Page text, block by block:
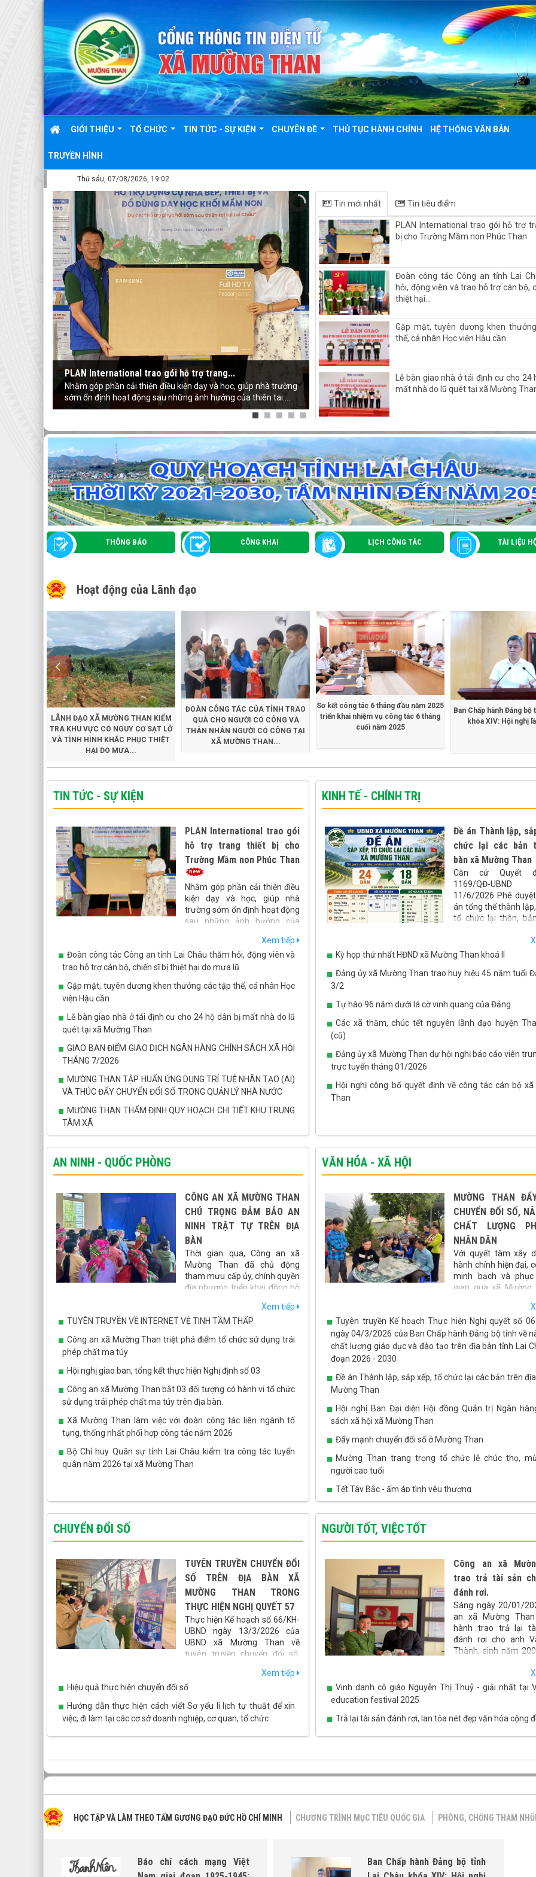
GIỚI THIỆU TỔ CHỨC TIN TỨC - SỰ KIỆN CHUYÊN ĐỀ THỦ TỤC HÀNH CHÍNH HỆ THỐNG VĂN BẢN
TRUYỀN HÌNH
Thứ sáu, 07/08/2026, 19:02
PLAN International trao gói hỗ trợ trang...
Nhằm góp phần cải thiện điều kiện dạy và học, giúp nhà trường
sớm ổn định hoạt động sau những ảnh hưởng của thiên tai....
Tin mới nhất Tin tiêu điểm
PLAN International trao gói hỗ trợ
bị cho Trường Mầm non Phúc Than
Đoàn công tác Công an tỉnh Lai
hỏi, động viên và trao hỗ trợ cán bộ,
thiệt hại...
Gặp mặt, tuyên dương khen
thể, cá nhân Học viện Hậu cần
Lễ bàn giao nhà ở tái định cư cho 24
mất nhà do lũ quét tại xã Mường
SÁCH XÃ HỘI THÁNG 7/2026
THÔNG BÁO CÔNG KHAI LỊCH CÔNG TÁC TÀI LIỆU
Hoạt động của Lãnh đạo
LÃNH ĐẠO XÃ MƯỜNG THAN KIỂM
TRA KHU VỰC CÓ NGUY CƠ SẠT LỞ
VÀ TÌNH HÌNH KHẮC PHỤC THIỆT
HẠI DO MƯA...
ĐOÀN CÔNG TÁC CỦA TỈNH TRAO
QUÀ CHO NGƯỜI CÓ CÔNG VÀ
THÂN NHÂN NGƯỜI CÓ CÔNG TẠI
XÃ MƯỜNG THAN...
Sơ kết công tác 6 tháng đầu năm 2025
triển khai nhiệm vụ công tác 6 tháng
cuối năm 2025
Ban Chấp hành Đảng bộ
khóa XIV: Hội nghị
TIN TỨC - SỰ KIỆN
PLAN International trao gói
hỗ trợ trang thiết bị cho
Trường Mầm non Phúc Than
Nhằm góp phần cải thiện điều
kiện dạy và học, giúp nhà
trường sớm ổn định hoạt động
sau những ảnh hưởng của
trao gói hỗ trợ trang thiết bị, đồ dùng dạy học và thiết bị phục vụ
bán trú cho Trường Mầm non Phúc Than.
Xem tiếp
Đoàn công tác Công an tỉnh Lai Châu thăm hỏi, động viên và
trao hỗ trợ cán bộ, chiến sĩ bị thiệt hại do mưa lũ
Gặp mặt, tuyên dương khen thưởng các tập thể, cá nhân Học
viện Hậu cần
Lễ bàn giao nhà ở tái định cư cho 24 hộ dân bị mất nhà do lũ
quét tại xã Mường Than
GIAO BAN ĐIỂM GIAO DỊCH NGÂN HÀNG CHÍNH SÁCH XÃ HỘI
THÁNG 7/2026
MƯỜNG THAN TẬP HUẤN ỨNG DỤNG TRÍ TUỆ NHÂN TẠO (AI)
VÀ THÚC ĐẨY CHUYỂN ĐỔI SỐ TRONG QUẢN LÝ NHÀ NƯỚC
MƯỜNG THAN THẨM ĐỊNH QUY HOẠCH CHI TIẾT KHU TRUNG
TÂM XÃ
KINH TẾ - CHÍNH TRỊ
Đề án Thành lập,
chức lại các bản
bàn xã Mường Than
Căn cứ Quyết
1169/QĐ-
11/6/2026 Phê
án tổng thể thành
tổ chức lại thôn,
UBND xã Mường
dựng đề án Sáp nhập
sau:
Kỳ họp thứ nhất HĐND xã Mường Than khoá II
Đảng ủy xã Mường Than trao huy hiệu 45 năm tuổi
3/2
Tự hào 96 năm dưới lá cờ vinh quang của Đảng
Các xã thăm, chúc tết nguyên lãnh đạo huyện
(cũ)
Đảng ủy xã Mường Than dự hội nghị báo cáo viên
trực tuyến tháng 01/2026
Hội nghị công bố quyết định về công tác cán bộ xã
Than
AN NINH - QUỐC PHÒNG
CÔNG AN XÃ MƯỜNG THAN
CHÚ TRỌNG ĐẢM BẢO AN
NINH TRẬT TỰ TRÊN ĐỊA
BÀN
Thời gian qua, Công an xã
Mường Than đã chủ động
tham mưu cấp ủy, chính quyền
địa phương triển khai đồng bộ
an toàn xã hội, góp phần tạo môi trường ổn định để phát triển
kinh tế - xã hội trên địa bàn.
Xem tiếp
TUYÊN TRUYỀN VỀ INTERNET VỆ TINH TẦM THẤP
Công an xã Mường Than triệt phá điểm tổ chức sử dụng trái
phép chất ma túy
Hội nghị giao ban, tổng kết thực hiện Nghị định số 03
Công an xã Mường Than bắt 03 đối tượng có hành vi tổ chức
sử dụng trái phép chất ma túy trên địa bàn.
Xã Mường Than làm việc với đoàn công tác liên ngành tố
tụng, thống nhất phối hợp công tác năm 2026
Bộ Chỉ huy Quân sự tỉnh Lai Châu kiểm tra công tác tuyển
quân năm 2026 tại xã Mường Than
VĂN HÓA - XÃ HỘI
MƯỜNG THAN
CHUYỂN ĐỔI SỐ,
CHẤT LƯỢNG
NHÂN DÂN
Với quyết tâm xây
hành chính hiện đại,
minh bạch và
gian qua xã Mường
mọi hoạt động quản lý, điều hành và giải quyết thủ
chính. Những kết quả đạt được không chỉ nâng cao hiệu
động của cơ quan nhà nước mà còn tạo thuận lợi cho
doanh nghiệp, góp phần thúc đẩy phát triển kinh tế - xã
địa bàn.
Tuyên truyền Kế hoạch Thực hiện Nghị quyết số
ngày 04/3/2026 của Ban Chấp hành Đảng bộ tỉnh về
chất lượng giáo dục và đào tạo trên địa bàn tỉnh Lai
đoạn 2026 - 2030
Đề án Thành lập, sắp xếp, tổ chức lại các bản trên
Mường Than
Hội nghị Ban Đại diện Hội đồng Quản trị Ngân
sách xã hội xã Mường Than
Đẩy mạnh chuyển đổi số ở Mường Than
Mường Than trang trọng tổ chức lễ chúc thọ,
người cao tuổi
Tết Tây Bắc - ấm áp tình yêu thương
CHUYỂN ĐỔI SỐ
TUYÊN TRUYỀN CHUYỂN ĐỔI
SỐ TRÊN ĐỊA BÀN XÃ
MƯỜNG THAN TRONG
THỰC HIỆN NGHỊ QUYẾT 57
Thực hiện Kế hoạch số 66/KH-
UBND ngày 13/3/2026 của
UBND xã Mường Than về
tuyên truyền chuyển đổi số,
ứng dụng VNeID gắn với cuộc bầu cử Đại biểu Quốc hội khóa XVI
và Đại biểu HĐND các cấp nhiệm kỳ 2026 - 2031, xã Mường Than
đã triển khai đồng bộ nhiều giải pháp thiết thực, hiệu quả, đưa
chuyển đổi số đến gần hơn với người dân.
Xem tiếp
Hiệu quả thực hiện chuyển đổi số
Hướng dẫn thực hiện cách viết Sơ yếu lí lịch tự thuật để xin
việc, đi làm tại các cơ sở doanh nghiệp, cơ quan, tổ chức
NGƯỜI TỐT, VIỆC TỐT
Công an xã
trao trả tài sản
đánh rơi.
Sáng ngày 20/01/
an xã Mường
hành trao trả lại
đánh rơi cho anh
Thành, sinh năm
Vinh danh cô giáo Nguyễn Thị Thuỷ - giải nhất tại
education festival 2025
Trả lại tài sản đánh rơi, lan tỏa nét đẹp văn hóa cộng
HỌC TẬP VÀ LÀM THEO TẤM GƯƠNG ĐẠO ĐỨC HỒ CHÍ MINH CHƯƠNG TRÌNH MỤC TIÊU QUỐC GIA PHÒNG, CHỐNG THAM
Báo chí cách mạng Việt
Ban Chấp hành Đảng bộ tỉnh